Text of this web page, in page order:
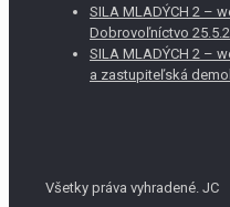
SILA MLADÝCH 2 –
Dobrovoľníctvo
SILA MLADÝCH 2 –
a zastupiteľská
Všetky práva vyhradené. JC